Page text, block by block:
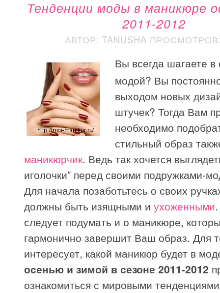
Тенденции моды в маникюре
2011-2012
АВТОР: TANUSHA
Вы всегда шагаете в
модой? Вы
выходом новых
штучек? Тогда Вам
необходимо
стильный образ
маникюрчик. Ведь так хочется
иголочки” перед своими подружками-
Для начала позаботьтесь о своих
должны быть изящными и ухоженными
следует подумать и о маникюре,
гармонично завершит Ваш образ. Для
интересует, какой маникюр будет в
осенью и зимой в сезоне 2011-2012
ознакомиться с мировыми